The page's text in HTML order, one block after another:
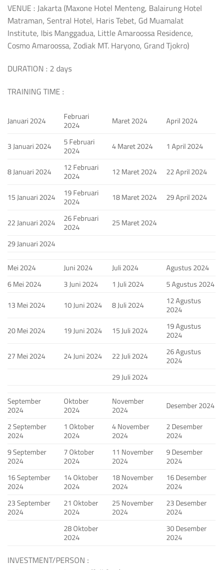
VENUE : Jakarta (Maxone Hotel Menteng, Balairung Hotel
Matraman, Sentral Hotel, Haris Tebet, Gd Muamalat
Institute, Ibis Manggadua, Little Amaroossa Residence,
Cosmo Amaroossa, Zodiak MT. Haryono, Grand Tjokro)
DURATION : 2 days
TRAINING TIME :
Januari 2024 Februari
2024 Maret 2024
April 2024
3 Januari 2024
5 Februari
2024 4 Maret 2024
1 April 2024
8 Januari 2024
12 Februari
2024 12 Maret 2024
22 April 2024
15 Januari 2024
19 Februari
2024 18 Maret 2024
29 April 2024
22 Januari 2024
26 Februari
2024
25 Maret 2024
29 Januari 2024
Mei 2024
Juni 2024 Juli 2024
Agustus 2024
6 Mei 2024
3 Juni 2024 1 Juli 2024
5 Agustus 2024
13 Mei 2024
10 Juni 2024 8 Juli 2024 12 Agustus
2024
20 Mei 2024
19 Juni 2024 15 Juli 2024 19 Agustus
2024
27 Mei 2024
24 Juni 2024 22 Juli 2024 26 Agustus
2024
29 Juli 2024
September
2024
Oktober
2024
November
2024
Desember 2024
2 September
2024
1 Oktober
2024
4 November
2024
2 Desember
2024
9 September
2024
7 Oktober
2024
11 November
2024
9 Desember
2024
16 September
2024
14 Oktober
2024
18 November
2024
16 Desember
2024
23 September
2024
21 Oktober
2024
25 November
2024
23 Desember
2024
28 Oktober
2024
30 Desember
2024
INVESTMENT/PERSON :